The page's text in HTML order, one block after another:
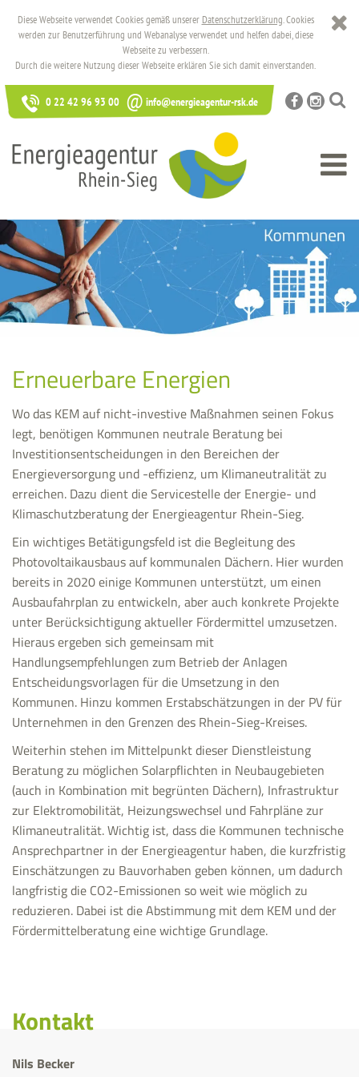
0 22 42 96 93 00 @ info@energieagentur-rsk.de
Erneuerbare Energien
Wo das KEM auf nicht-investive Maßnahmen seinen Fokus
legt, benötigen Kommunen neutrale Beratung bei
Investitionsentscheidungen in den Bereichen der
Energieversorgung und -effizienz, um Klimaneutralität zu
erreichen. Dazu dient die Servicestelle der Energie- und
Klimaschutzberatung der Energieagentur Rhein-Sieg.
Ein wichtiges Betätigungsfeld ist die Begleitung des
Photovoltaikausbaus auf kommunalen Dächern. Hier wurden
bereits in 2020 einige Kommunen unterstützt, um einen
Ausbaufahrplan zu entwickeln, aber auch konkrete Projekte
unter Berücksichtigung aktueller Fördermittel umzusetzen.
Hieraus ergeben sich gemeinsam mit
Handlungsempfehlungen zum Betrieb der Anlagen
Entscheidungsvorlagen für die Umsetzung in den
Kommunen. Hinzu kommen Erstabschätzungen in der PV für
Unternehmen in den Grenzen des Rhein-Sieg-Kreises.
Weiterhin stehen im Mittelpunkt dieser Dienstleistung
Beratung zu möglichen Solarpflichten in Neubaugebieten
(auch in Kombination mit begrünten Dächern), Infrastruktur
zur Elektromobilität, Heizungswechsel und Fahrpläne zur
Klimaneutralität. Wichtig ist, dass die Kommunen technische
Ansprechpartner in der Energieagentur haben, die kurzfristig
Einschätzungen zu Bauvorhaben geben können, um dadurch
langfristig die CO2-Emissionen so weit wie möglich zu
reduzieren. Dabei ist die Abstimmung mit dem KEM und der
Fördermittelberatung eine wichtige Grundlage.
Kontakt
Nils Becker
Diese Webseite verwendet Cookies gemäß unserer Datenschutzerklärung. Cookies
werden zur Benutzerführung und Webanalyse verwendet und helfen dabei, diese
Webseite zu verbessern.
Durch die weitere Nutzung dieser Webseite erklären Sie sich damit einverstanden.